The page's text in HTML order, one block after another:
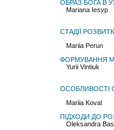
ОБРАЗ БОГА В
Mariana Iesyp
СТАДІЇ
Mariia Perun
ФОРМУВАННЯ
Yurii Vintiuk
ОСОБЛИВОСТІ
Mariia Koval
ПІДХОДИ ДО
Oleksandra